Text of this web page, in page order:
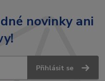
novinky ani
Přihlásit se